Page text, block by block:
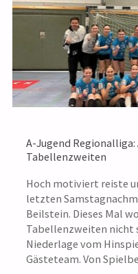
UND
A-Jugend
Tabellenzweiten
Hoch motiviert reiste
letzten
Beilstein. Dieses Mal
Tabellenzweiten nicht
Niederlage vom
Gästeteam. Von